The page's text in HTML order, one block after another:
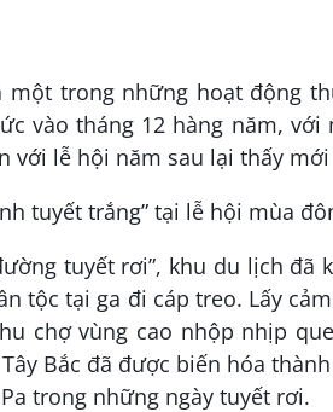
một trong những hoạt động
vào tháng 12 hàng năm,
với lễ hội năm sau lại thấy
tuyết rơi”, khu du lịch đã
tộc tại ga đi cáp treo. Lấy
chợ vùng cao nhộp nhịp
Bắc đã được biến hóa
trong những ngày tuyết rơi.